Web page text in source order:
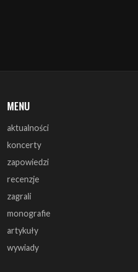
MENU
aktualności
koncerty
zapowiedzi
recenzje
zagrali
monografie
artykuły
wywiady